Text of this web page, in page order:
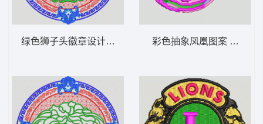
绿色狮子头徽章设计 狮头 彩色抽象凤凰图案 男装 章